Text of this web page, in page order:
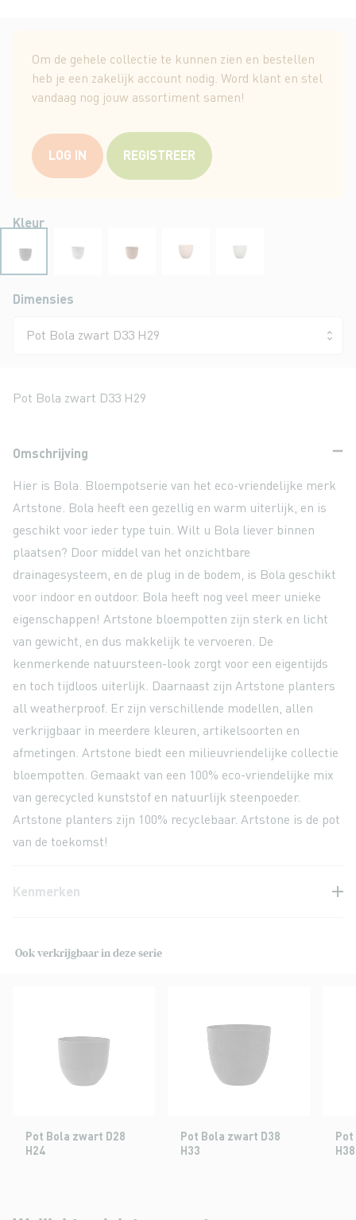
begin
afbeeldingen-
gallerij
Pot Bola zwart D33 H29
Om de gehele collectie te kunnen zien en bestellen
heb je een zakelijk account nodig. Word klant en stel
vandaag nog jouw assortiment samen!
LOG IN REGISTREER
Kleur
Dimensies
Omschrijving
Hier is Bola. Bloempotserie van het eco-vriendelijke merk
Artstone. Bola heeft een gezellig en warm uiterlijk, en is
geschikt voor ieder type tuin. Wilt u Bola liever binnen
plaatsen? Door middel van het onzichtbare
drainagesysteem, en de plug in de bodem, is Bola geschikt
voor indoor en outdoor. Bola heeft nog veel meer unieke
eigenschappen! Artstone bloempotten zijn sterk en licht
van gewicht, en dus makkelijk te vervoeren. De
kenmerkende natuursteen-look zorgt voor een eigentijds
en toch tijdloos uiterlijk. Daarnaast zijn Artstone planters
all weatherproof. Er zijn verschillende modellen, allen
verkrijgbaar in meerdere kleuren, artikelsoorten en
afmetingen. Artstone biedt een milieuvriendelijke collectie
bloempotten. Gemaakt van een 100% eco-vriendelijke mix
van gerecycled kunststof en natuurlijk steenpoeder.
Artstone planters zijn 100% recyclebaar. Artstone is de pot
van de toekomst!
Kenmerken
Ook verkrijgbaar in deze serie
Pot Bola zwart D28
H24
Pot Bola zwart D38
H33
Pot
H38